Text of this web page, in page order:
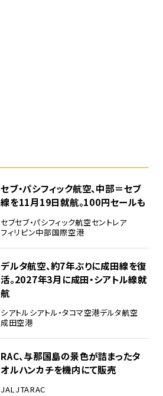
セブ・パシフィック航空、中部＝セブ
線を11月19日就航。100円セールも
セブセブ・パシフィック航空セントレア
フィリピン中部国際空港
デルタ航空、約7年ぶりに成田線を復
活。2027年3月に成田・シアトル線就
航
シアトルシアトル・タコマ空港デルタ航空
成田空港
RAC、与那国島の景色が詰まったタ
オルハンカチを機内にて販売
JALJTARAC